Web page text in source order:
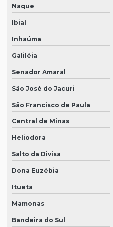
Naque
Ibiaí
Inhaúma
Galiléia
Senador Amaral
São José do Jacuri
São Francisco de Paula
Central de Minas
Heliodora
Salto da Divisa
Dona Euzébia
Itueta
Mamonas
Bandeira do Sul